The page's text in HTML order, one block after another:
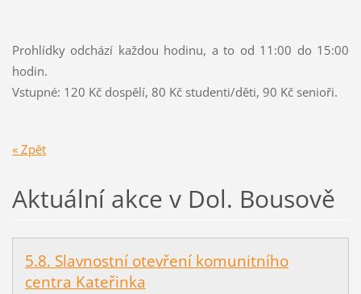
Prohlídky odchází každou hodinu, a to od 11:00 do 15:00
hodin.
Vstupné: 120 Kč dospělí, 80 Kč studenti/děti, 90 Kč senioři.
« Zpět
Aktuální akce v Dol. Bousově
5.8. Slavnostní otevření komunitního
centra Kateřinka